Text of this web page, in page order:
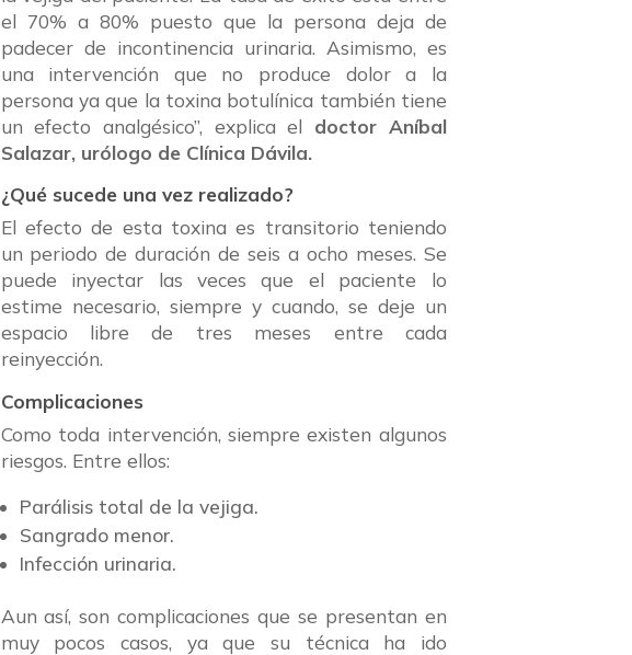
el 70% a 80% puesto que la persona deja de
padecer de incontinencia urinaria. Asimismo, es
una intervención que no produce dolor a la
persona ya que la toxina botulínica también tiene
un efecto analgésico”, explica el doctor Aníbal
Salazar, urólogo de Clínica Dávila.
¿Qué sucede una vez realizado?
El efecto de esta toxina es transitorio teniendo
un periodo de duración de seis a ocho meses. Se
puede inyectar las veces que el paciente lo
estime necesario, siempre y cuando, se deje un
espacio libre de tres meses entre cada
reinyección.
Complicaciones
Como toda intervención, siempre existen algunos
riesgos. Entre ellos:
Parálisis total de la vejiga.
Sangrado menor.
Infección urinaria.
Aun así, son complicaciones que se presentan en
muy pocos casos, ya que su técnica ha ido